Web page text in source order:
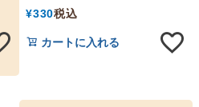
¥330税込
カートに入れる